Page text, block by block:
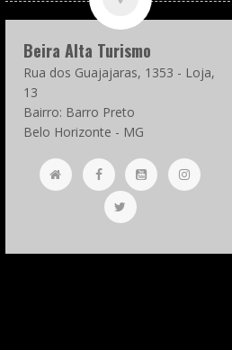
Beira Alta Turismo
Rua dos Guajajaras, 1353 - Loja,
13
Bairro: Barro Preto
Belo Horizonte - MG